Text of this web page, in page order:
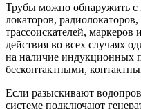
Трубы можно обнаружить
локаторов,
трассоискателей,
действия во всех случаях
на наличие индукционных
бесконтактными,
Если разыскивают
системе подключают